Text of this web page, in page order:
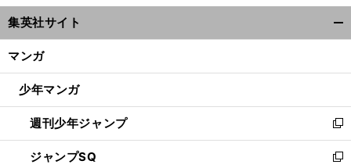
武
。
ウ
ィ
ン
ウ
開
く
集英社サイト
マンガ
少年マンガ
週刊少年ジャンプ
新
し
い
ジャンプSQ
新